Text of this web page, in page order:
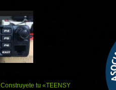
Construyete tu «TEENSY